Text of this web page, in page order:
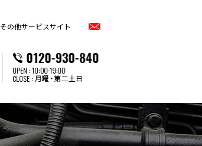
その他サービスサイト